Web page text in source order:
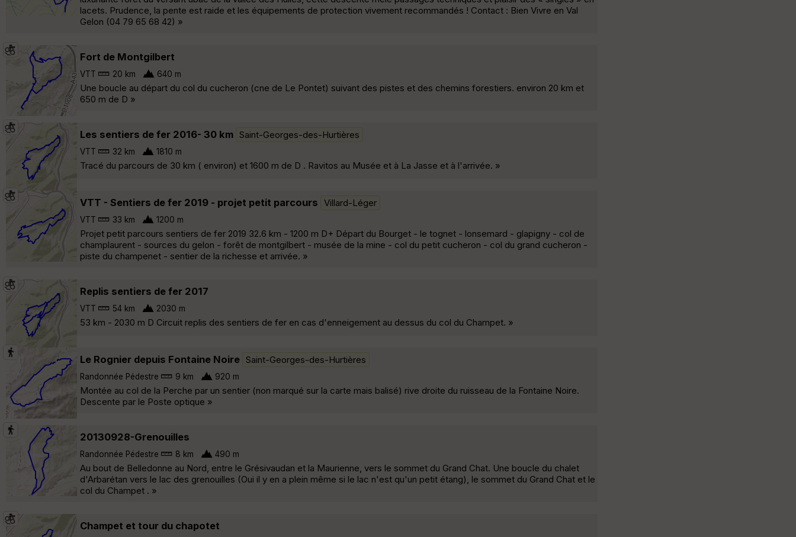
lacets. Prudence, la pente est raide et les équipements de protection vivement recommandés ! Contact : Bien Vivre en Val
Gelon (04 79 65 68 42) »
Fort de Montgilbert
VTT 20 km 640 m
Une boucle au départ du col du cucheron (cne de Le Pontet) suivant des pistes et des chemins forestiers. environ 20 km et
650 m de D »
Les sentiers de fer 2016- 30 km Saint-Georges-des-Hurtières
VTT 32 km 1810 m
Tracé du parcours de 30 km ( environ) et 1600 m de D . Ravitos au Musée et à La Jasse et à l'arrivée. »
VTT - Sentiers de fer 2019 - projet petit parcours Villard-Léger
VTT 33 km 1200 m
Projet petit parcours sentiers de fer 2019 32.6 km - 1200 m D+ Départ du Bourget - le tognet - lonsemard - glapigny - col de
champlaurent - sources du gelon - forêt de montgilbert - musée de la mine - col du petit cucheron - col du grand cucheron -
piste du champenet - sentier de la richesse et arrivée. »
Replis sentiers de fer 2017
VTT 54 km 2030 m
53 km - 2030 m D Circuit replis des sentiers de fer en cas d'enneigement au dessus du col du Champet. »
Le Rognier depuis Fontaine Noire Saint-Georges-des-Hurtières
Randonnée Pédestre 9 km 920 m
Montée au col de la Perche par un sentier (non marqué sur la carte mais balisé) rive droite du ruisseau de la Fontaine Noire.
Descente par le Poste optique »
20130928-Grenouilles
Randonnée Pédestre 8 km 490 m
Au bout de Belledonne au Nord, entre le Grésivaudan et la Maurienne, vers le sommet du Grand Chat. Une boucle du chalet
d'Arbarétan vers le lac des grenouilles (Oui il y en a plein même si le lac n'est qu'un petit étang), le sommet du Grand Chat et le
col du Champet . »
Champet et tour du chapotet